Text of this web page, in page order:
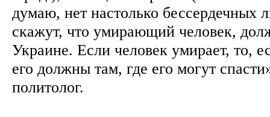
думаю, нет настолько бессердечных
скажут, что умирающий человек,
Украине. Если человек умирает, то,
его должны там, где его могут
политолог.